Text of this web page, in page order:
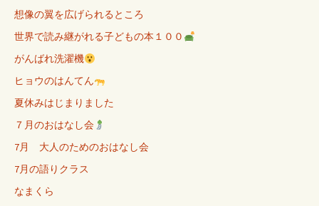
想像の翼を広げられるところ
世界で読み継がれる子どもの本１００
がんばれ洗濯機
ヒョウのはんてん
夏休みはじまりました
７月のおはなし会
7月 大人のためのおはなし会
7月の語りクラス
なまくら